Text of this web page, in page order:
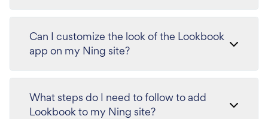
Can I customize the look of the Lookbook
app on my Ning site?
What steps do I need to follow to add
Lookbook to my Ning site?